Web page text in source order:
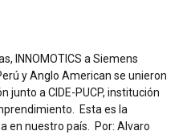
INNOMOTICS a Siemens
y Anglo American se unieron
junto a CIDE-PUCP, institución
Esta es la
en nuestro país. Por: Alvaro